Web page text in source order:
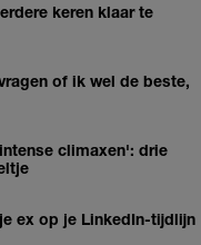
keren klaar te
of ik wel de beste,
climaxen': drie
ex op je LinkedIn-tijdlijn